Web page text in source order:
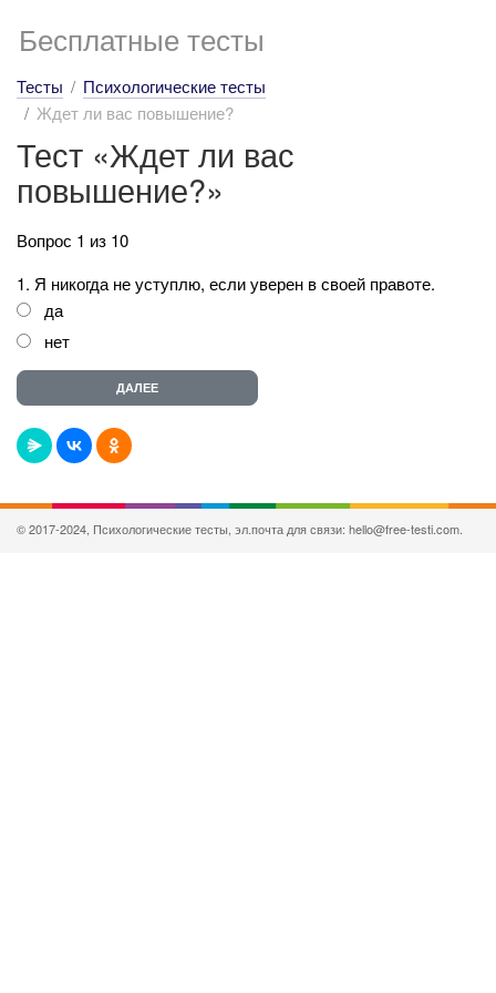
Бесплатные тесты
Тесты
Психологические тесты
Ждет ли вас повышение?
Тест «Ждет ли вас
повышение?»
Вопрос 1 из 10
1. Я никогда не уступлю, если уверен в своей правоте.
да
нет
© 2017-2024, Психологические тесты, эл.почта для связи: hello@free-testi.com.